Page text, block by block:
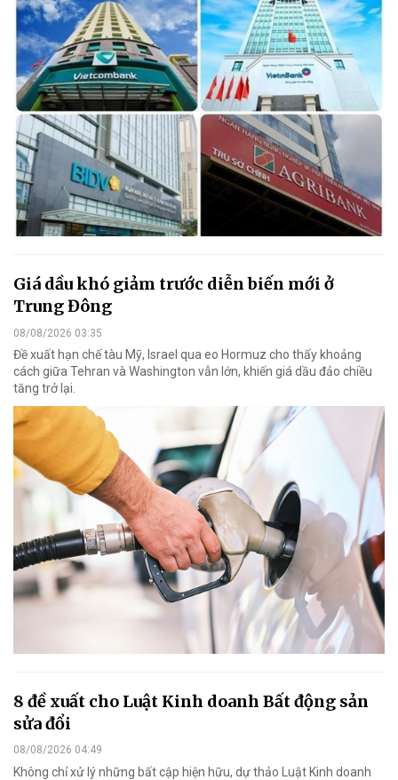
Giá dầu khó giảm trước diễn biến mới ở
Trung Đông
08/08/2026 03:35
Đề xuất hạn chế tàu Mỹ, Israel qua eo Hormuz cho thấy khoảng
cách giữa Tehran và Washington vẫn lớn, khiến giá dầu đảo chiều
tăng trở lại.
8 đề xuất cho Luật Kinh doanh Bất động sản
sửa đổi
08/08/2026 04:49
Không chỉ xử lý những bất cập hiện hữu, dự thảo Luật Kinh doanh